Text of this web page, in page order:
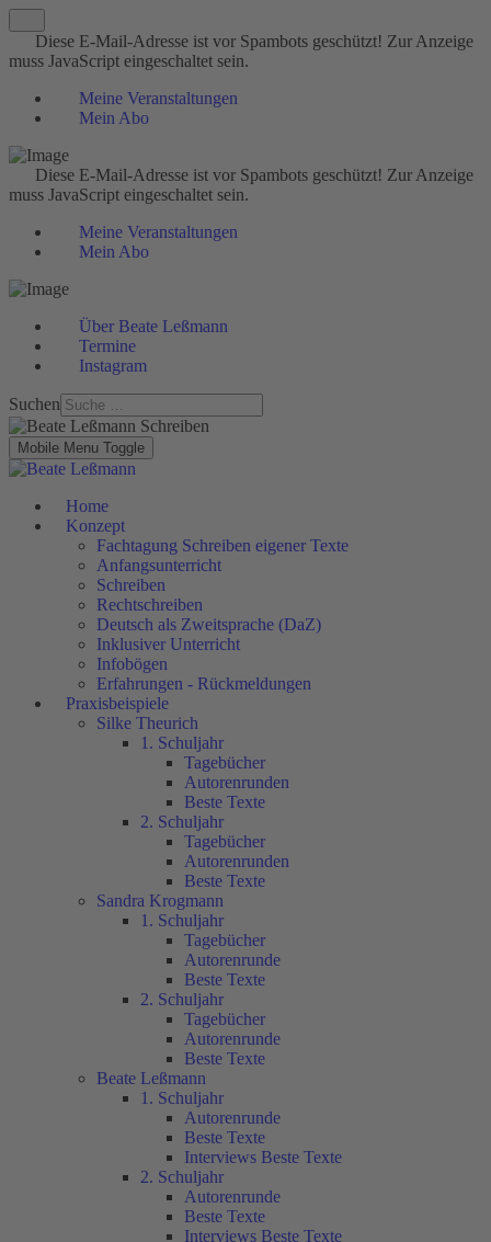
Diese E-Mail-Adresse ist vor Spambots geschützt! Zur Anzeige
muss JavaScript eingeschaltet sein.
Meine Veranstaltungen
Mein Abo
Diese E-Mail-Adresse ist vor Spambots geschützt! Zur Anzeige
muss JavaScript eingeschaltet sein.
Meine Veranstaltungen
Mein Abo
Über Beate Leßmann
Termine
Instagram
Suchen
Mobile Menu Toggle
Home
Konzept
Fachtagung Schreiben eigener Texte
Anfangsunterricht
Schreiben
Rechtschreiben
Deutsch als Zweitsprache (DaZ)
Inklusiver Unterricht
Infobögen
Erfahrungen - Rückmeldungen
Praxisbeispiele
Silke Theurich
1. Schuljahr
Tagebücher
Autorenrunden
Beste Texte
2. Schuljahr
Tagebücher
Autorenrunden
Beste Texte
Sandra Krogmann
1. Schuljahr
Tagebücher
Autorenrunde
Beste Texte
2. Schuljahr
Tagebücher
Autorenrunde
Beste Texte
Beate Leßmann
1. Schuljahr
Autorenrunde
Beste Texte
Interviews Beste Texte
2. Schuljahr
Autorenrunde
Beste Texte
Interviews Beste Texte